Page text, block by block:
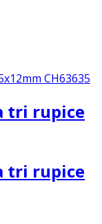
tri rupice
tri rupice